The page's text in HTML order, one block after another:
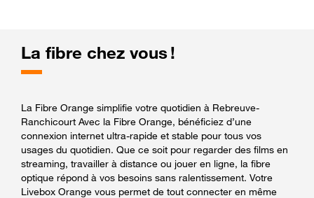
La fibre chez vous !
La Fibre Orange simplifie votre quotidien à Rebreuve-
Ranchicourt Avec la Fibre Orange, bénéficiez d’une
connexion internet ultra-rapide et stable pour tous vos
usages du quotidien. Que ce soit pour regarder des films en
streaming, travailler à distance ou jouer en ligne, la fibre
optique répond à vos besoins sans ralentissement. Votre
Livebox Orange vous permet de tout connecter en même